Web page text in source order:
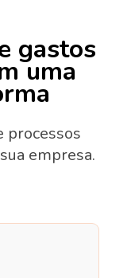
gastos
uma
processos
empresa.